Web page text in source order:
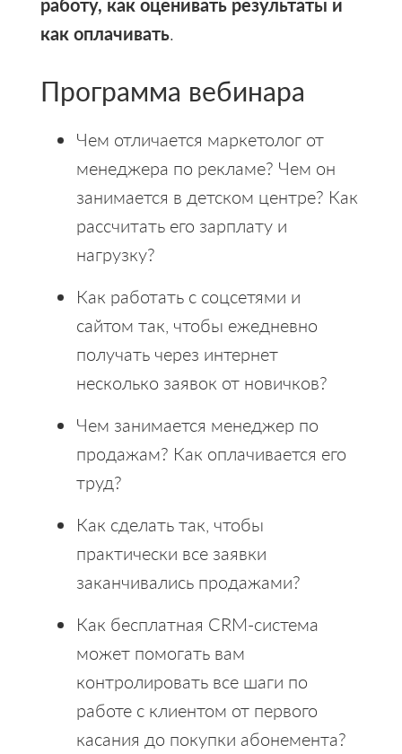
как оплачивать.
Программа вебинара
Чем отличается маркетолог от
менеджера по рекламе? Чем он
занимается в детском центре? Как
рассчитать его зарплату и
нагрузку?
Как работать с соцсетями и
сайтом так, чтобы ежедневно
получать через интернет
несколько заявок от новичков?
Чем занимается менеджер по
продажам? Как оплачивается его
труд?
Как сделать так, чтобы
практически все заявки
заканчивались продажами?
Как бесплатная СRM-система
может помогать вам
контролировать все шаги по
работе с клиентом от первого
касания до покупки абонемента?